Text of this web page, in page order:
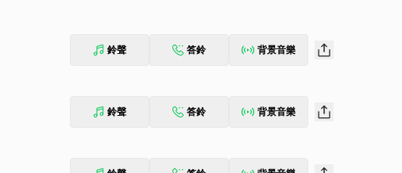
鈴聲 答鈴 背景音樂
鈴聲 答鈴 背景音樂